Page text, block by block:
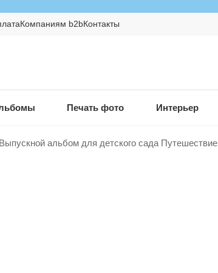
Компаниям b2bКонтакты
Печать фото Интерьер
Выпускной альбом для детского сада Путешествие